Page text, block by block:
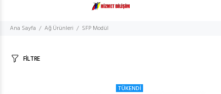
Ana Sayfa Ağ Ürünleri SFP Modül
FİLTRE
TÜKENDİ